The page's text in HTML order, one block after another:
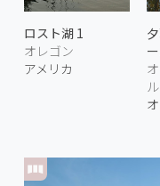
ロスト湖 1
オレゴン
アメリカ
ル